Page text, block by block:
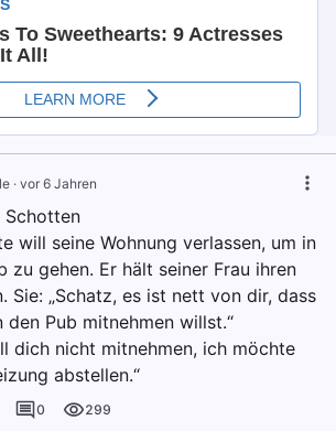
· vor 6 Jahren
Schotten
will seine Wohnung verlassen, um in
zu gehen. Er hält seiner Frau ihren
Sie: „Schatz, es ist nett von dir, dass
den Pub mitnehmen willst.“
dich nicht mitnehmen, ich möchte
abstellen.“
0 299